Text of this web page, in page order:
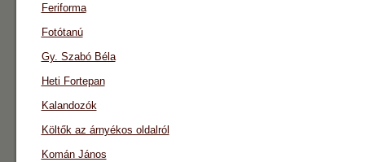
Feriforma
Fotótanú
Gy. Szabó Béla
Heti Fortepan
Kalandozók
Költők az árnyékos oldalról
Komán János